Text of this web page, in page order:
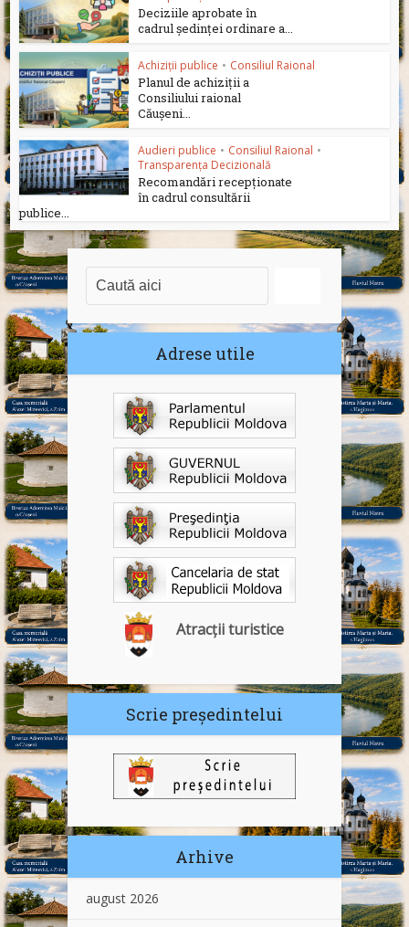
Deciziile aprobate în
cadrul ședinței ordinare a...
Achiziții publice • Consiliul Raional
Planul de achiziții a
Consiliului raional
Căușeni...
Audieri publice • Consiliul Raional •
Transparența Decizională
Recomandări recepționate
în cadrul consultării
publice...
Adrese utile
Atracții turistice
Scrie președintelui
Arhive
august 2026